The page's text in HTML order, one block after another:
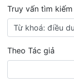
Truy vấn tìm kiếm
Theo Tác giả